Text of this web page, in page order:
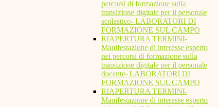
percorsi di formazione sulla
transizione digitale per il personale
scolastico- LABORATORI DI
FORMAZIONE SUL CAMPO
RIAPERTURA TERMINI-
Manifestazione di interesse esperto
nei percorsi di formazione sulla
transizione digitale per il personale
docente- LABORATORI DI
FORMAZIONE SUL CAMPO
RIAPERTURA TERMINI-
Manifestazione di interesse esperto